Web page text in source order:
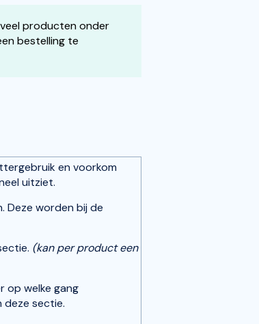
producten onder
bestelling te
en voorkom
uitziet.
Deze worden bij de
(kan per product een
op welke gang
sectie.